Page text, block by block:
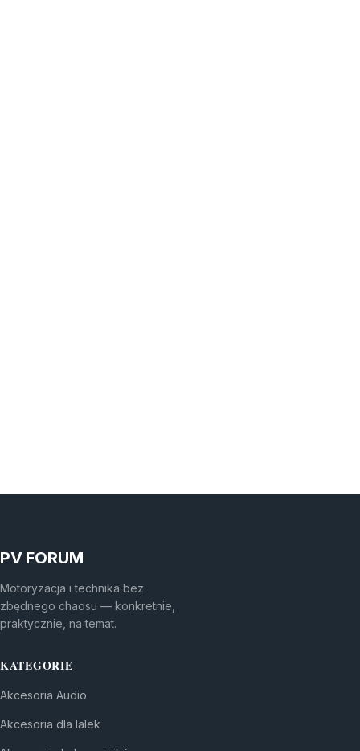
PV FORUM
Motoryzacja i technika bez
zbędnego chaosu — konkretnie,
praktycznie, na temat.
KATEGORIE
Akcesoria Audio
Akcesoria dla lalek